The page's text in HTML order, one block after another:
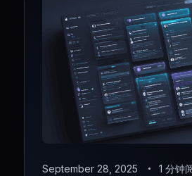
September 28, 2025 1 分钟